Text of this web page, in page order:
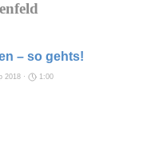
– so gehts!
2018 ·
1:00